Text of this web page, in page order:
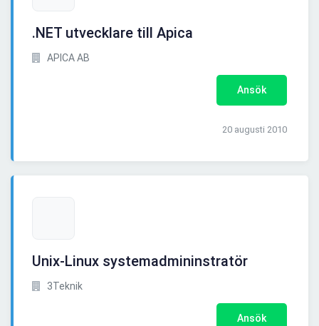
.NET utvecklare till Apica
APICA AB
Ansök
20 augusti 2010
Unix-Linux systemadmininstratör
3Teknik
Ansök